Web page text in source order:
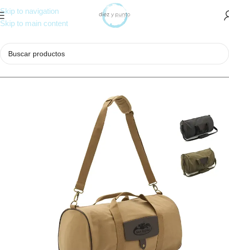
Skip to navigation
Skip to main content